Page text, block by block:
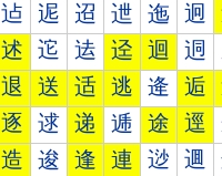
迠 迡 迢 迣 迤 迥
述 迱 迲 迳 迴 迵
退 送 适 逃 逄 逅
逐 逑 递 逓 途 逕
造 逡 逢 連 逤 逥